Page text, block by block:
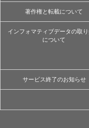
著作権と転載について
インフォマティブデータの取
について
サービス終了のお知らせ